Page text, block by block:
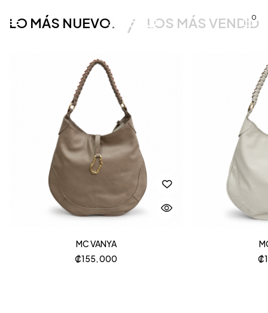
0
LO MÁS NUEVO. LOS MÁS
MC VANYA
₡155, 000
₡